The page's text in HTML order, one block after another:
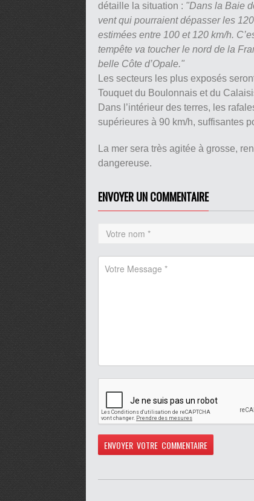
détaille la situation : "Dans la Baie
vent qui pourraient dépasser les
estimées entre 100 et 120 km/h.
tempête va toucher le nord de la
belle Côte d’Opale."
Les secteurs les plus exposés
Touquet du Boulonnais et du
Dans l’intérieur des terres, les
supérieures à 90 km/h, suffisantes
La mer sera très agitée à grosse,
dangereuse.
ENVOYER UN COMMENTAIRE